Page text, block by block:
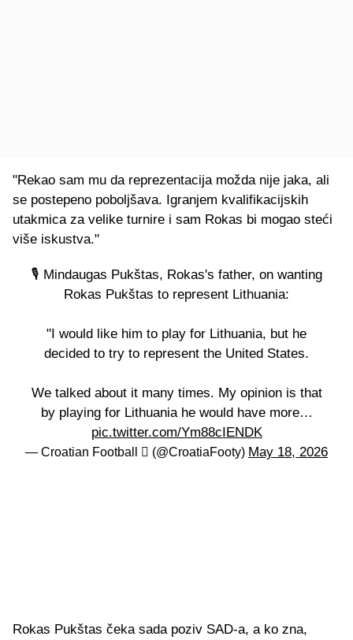
"Rekao sam mu da reprezentacija možda nije jaka, ali
se postepeno poboljšava. Igranjem kvalifikacijskih
utakmica za velike turnire i sam Rokas bi mogao steći
više iskustva."
🎙️ Mindaugas Pukštas, Rokas's father, on wanting
Rokas Pukštas to represent Lithuania:
"I would like him to play for Lithuania, but he
decided to try to represent the United States.
We talked about it many times. My opinion is that
by playing for Lithuania he would have more…
pic.twitter.com/Ym88cIENDK
— Croatian Football  (@CroatiaFooty) May 18, 2026
Rokas Pukštas čeka sada poziv SAD-a, a ko zna,